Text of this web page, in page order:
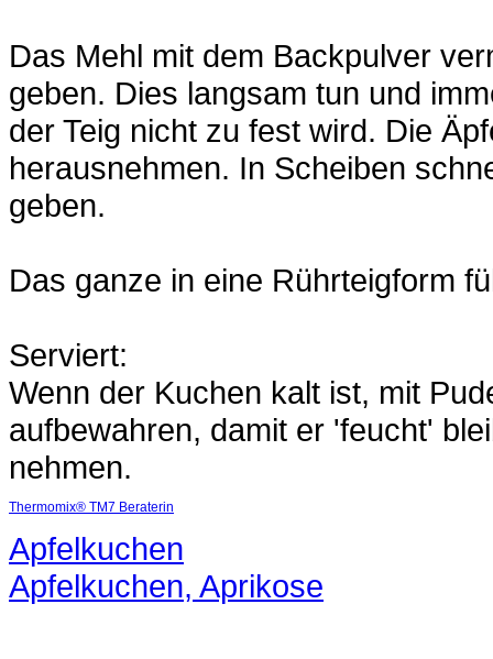
Das Mehl mit dem Backpulver
geben. Dies langsam tun und
der Teig nicht zu fest wird. Die
herausnehmen. In Scheiben
geben.
Das ganze in eine Rührteigform
Serviert:
Wenn der Kuchen kalt ist, mit
aufbewahren, damit er 'feucht'
nehmen.
Thermomix® TM7 Beraterin
Apfelkuchen
Apfelkuchen, Aprikose